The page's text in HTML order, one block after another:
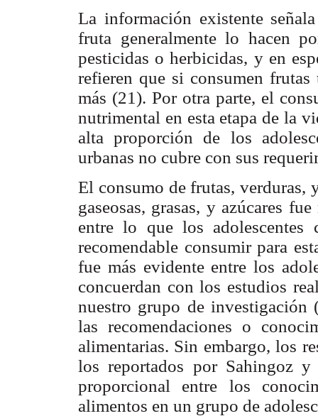
La información existente
fruta generalmente lo hacen
pesticidas o herbicidas, y en
refieren que si consumen
más (21). Por otra parte, el
nutrimental en esta etapa de la
alta proporción de los
urbanas no cubre con sus
El consumo de frutas, verduras,
gaseosas, grasas, y azúcares
entre lo que los adolescentes
recomendable consumir para
fue más evidente entre los
concuerdan con los estudios
nuestro grupo de investigación
las recomendaciones o
alimentarias. Sin embargo, los
los reportados por Sahingoz
proporcional entre los
alimentos en un grupo de